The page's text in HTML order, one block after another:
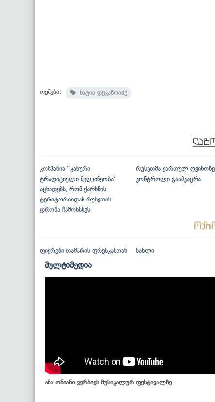
თემები: ხატია დეკანოიძე
კომპანია “კახური
ტრადიციული მეღვინეობა”
აცხადებს, რომ ქარხნის
ტერიტორიიდან რუსეთის
დროშა ჩამოხსნეს
რუსეთმა ქართულ ღვინოზე
კონტროლი გაამკაცრა
ფიქრები თამარის ფრესკასთან სახლი
მულტიმედია
ანა ონიანი ვერბიეს მუსიკალურ ფესტივალზე